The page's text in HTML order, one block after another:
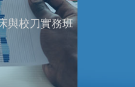
與校刀實務班